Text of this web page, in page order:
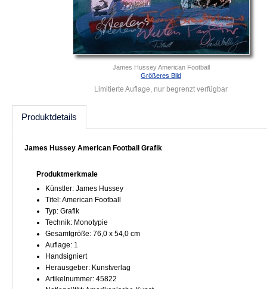
James Hussey American Football
Größeres Bild
Limitierte Auflage, nur begrenzt verfügbar
Produktdetails
James Hussey American Football Grafik
Produktmerkmale
Künstler: James Hussey
Titel: American Football
Typ: Grafik
Technik: Monotypie
Gesamtgröße: 76,0 x 54,0 cm
Auflage: 1
Handsigniert
Herausgeber: Kunstverlag
Artikelnummer: 45822